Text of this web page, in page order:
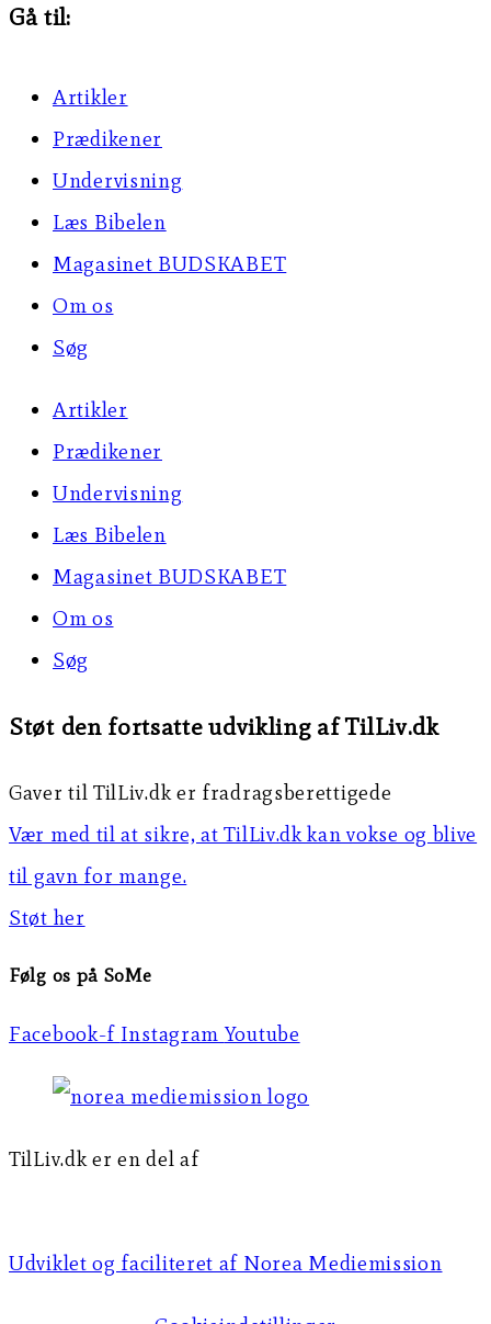
Gå til:
Artikler
Prædikener
Undervisning
Læs Bibelen
Magasinet BUDSKABET
Om os
Søg
Artikler
Prædikener
Undervisning
Læs Bibelen
Magasinet BUDSKABET
Om os
Søg
Støt den fortsatte udvikling af TilLiv.dk
Gaver til TilLiv.dk er fradragsberettigede
Vær med til at sikre, at TilLiv.dk kan vokse og blive
til gavn for mange.
Støt her
Følg os på SoMe
Facebook-f Instagram Youtube
TilLiv.dk er en del af
Udviklet og faciliteret af Norea Mediemission​​